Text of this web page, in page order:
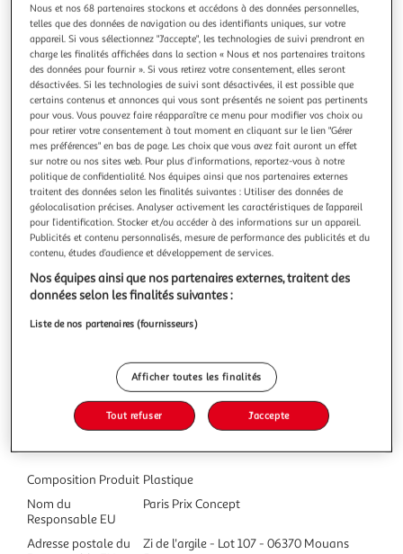
Illustration
précédente
Illustration
suivante
LOVE STORY
Imperméable pour chien transparent 50cm rouge
Informations Techniques : Dimensions : L. 50 cm Matière :
Plastique Spécificités : Pratique & Efficace Vêtement Pour
Chiens Imperméable avec Capuche Design Uni Couleur :
Rouge & Transparent
En savoir +
Vous voulez connaître le prix de ce produit ?
Afficher le prix
Caractéristiques
Composition Produit Plastique
Nom du
Responsable EU
Paris Prix Concept
Adresse postale du
Zi de l'argile - Lot 107 - 06370 Mouans
Nous et nos 68 partenaires stockons et accédons à des données personnelles,
telles que des données de navigation ou des identifiants uniques, sur votre
appareil. Si vous sélectionnez "J'accepte", les technologies de suivi prendront en
charge les finalités affichées dans la section « Nous et nos partenaires traitons
des données pour fournir ». Si vous retirez votre consentement, elles seront
désactivées. Si les technologies de suivi sont désactivées, il est possible que
certains contenus et annonces qui vous sont présentés ne soient pas pertinents
pour vous. Vous pouvez faire réapparaître ce menu pour modifier vos choix ou
pour retirer votre consentement à tout moment en cliquant sur le lien "Gérer
mes préférences" en bas de page. Les choix que vous avez fait auront un effet
sur notre ou nos sites web. Pour plus d’informations, reportez-vous à notre
politique de confidentialité. Nos équipes ainsi que nos partenaires externes
traitent des données selon les finalités suivantes : Utiliser des données de
géolocalisation précises. Analyser activement les caractéristiques de l’appareil
pour l’identification. Stocker et/ou accéder à des informations sur un appareil.
Publicités et contenu personnalisés, mesure de performance des publicités et du
contenu, études d’audience et développement de services.
Nos équipes ainsi que nos partenaires externes, traitent des
données selon les finalités suivantes :
Liste de nos partenaires (fournisseurs)
Afficher toutes les finalités
Tout refuser J'accepte